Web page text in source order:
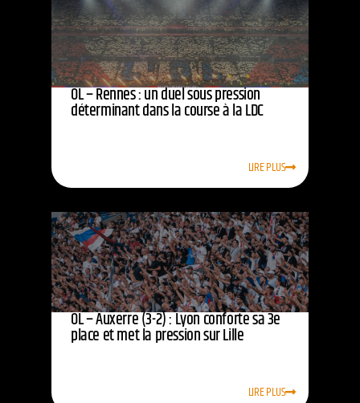
OL – Rennes : un duel sous pression
déterminant dans la course à la LDC
LIRE PLUS
OL – Auxerre (3-2) : Lyon conforte sa 3e
place et met la pression sur Lille
LIRE PLUS